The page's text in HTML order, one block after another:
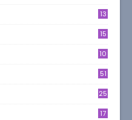
13
15
10
51
25
17